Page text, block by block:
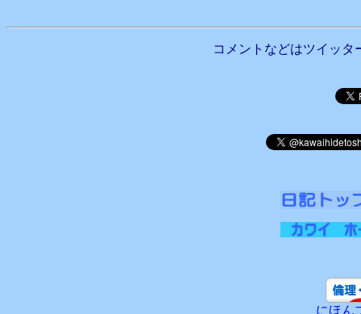
コメントなどはツイッタ
にほん